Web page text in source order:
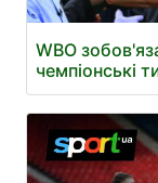
WBO
чемпіонські